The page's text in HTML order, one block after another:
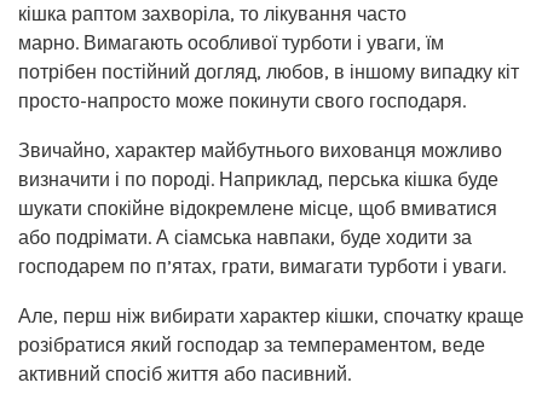
кішка раптом захворіла, то лікування часто
марно. Вимагають особливої ​​турботи і уваги, їм
потрібен постійний догляд, любов, в іншому випадку кіт
просто-напросто може покинути свого господаря.
Звичайно, характер майбутнього вихованця можливо
визначити і по породі. Наприклад, перська кішка буде
шукати спокійне відокремлене місце, щоб вмиватися
або подрімати. А сіамська навпаки, буде ходити за
господарем по п’ятах, грати, вимагати турботи і уваги.
Але, перш ніж вибирати характер кішки, спочатку краще
розібратися який господар за темпераментом, веде
активний спосіб життя або пасивний.